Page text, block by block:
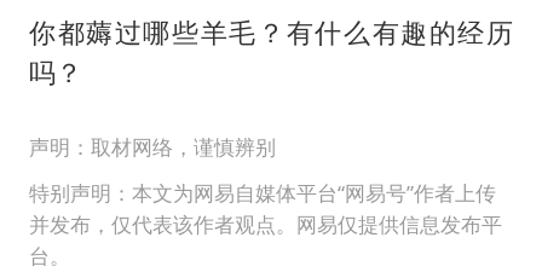
你都薅过哪些羊毛？有什么有趣的经历
吗？
声明：取材网络，谨慎辨别
特别声明：本文为网易自媒体平台“网易号”作者上传
并发布，仅代表该作者观点。网易仅提供信息发布平
台。